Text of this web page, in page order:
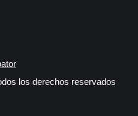
los derechos reservados